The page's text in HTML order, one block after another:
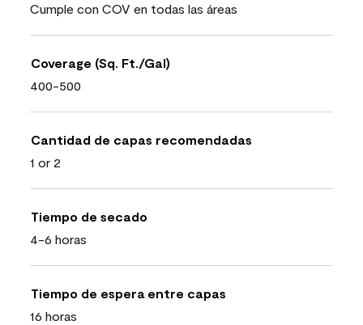
Cumple con COV en todas las áreas
Coverage (Sq. Ft./Gal)
400-500
Cantidad de capas recomendadas
1 or 2
Tiempo de secado
4-6 horas
Tiempo de espera entre capas
16 horas